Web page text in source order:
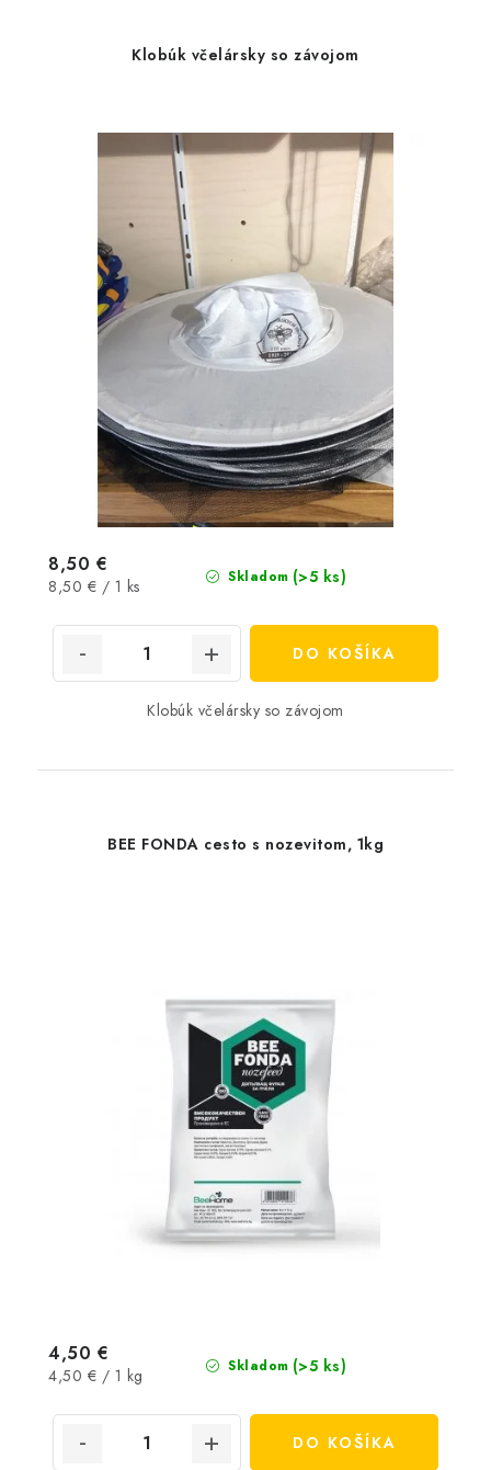
Klobúk včelársky so závojom
Skladom (>5 ks)
8,50 €
Jednotková
8,50 € / 1 ks
DO KOŠÍKA
Klobúk včelársky so závojom
BEE FONDA cesto s nozevitom, 1kg
Skladom (>5 ks)
4,50 €
Jednotková
4,50 € / 1 kg
DO KOŠÍKA